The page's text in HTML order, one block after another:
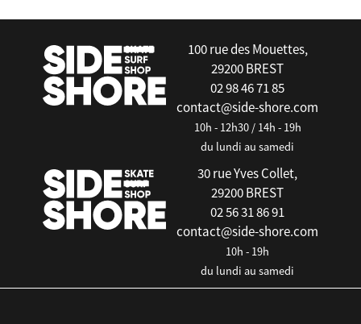
100 rue des Mouettes,
29200 BREST
02 98 46 71 85
contact@side-shore.com
10h - 12h30 / 14h - 19h
du lundi au samedi
30 rue Yves Collet,
29200 BREST
02 56 31 86 91
contact@side-shore.com
10h - 19h
du lundi au samedi